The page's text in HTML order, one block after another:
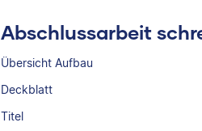
Abschlussarbeit
Übersicht Aufbau
Deckblatt
Titel